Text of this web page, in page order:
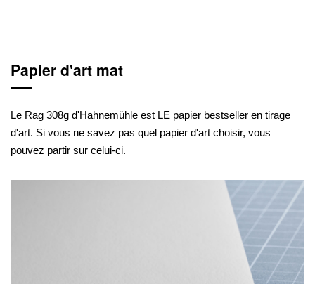
Papier d'art mat
Le Rag 308g d'Hahnemühle est LE papier bestseller en tirage
d'art. Si vous ne savez pas quel papier d'art choisir, vous
pouvez partir sur celui-ci.